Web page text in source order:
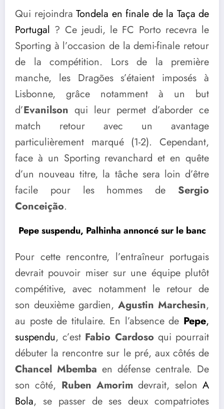
Qui rejoindra Tondela en finale de la Taça de
Portugal ? Ce jeudi, le FC Porto recevra le
Sporting à l’occasion de la demi-finale retour
de la compétition. Lors de la première
manche, les Dragões s’étaient imposés à
Lisbonne, grâce notamment à un but
d’Evanilson qui leur permet d’aborder ce
match retour avec un avantage
particulièrement marqué (1-2). Cependant,
face à un Sporting revanchard et en quête
d’un nouveau titre, la tâche sera loin d’être
facile pour les hommes de Sergio
Conceição.
Pepe suspendu, Palhinha annoncé sur le banc
Pour cette rencontre, l’entraîneur portugais
devrait pouvoir miser sur une équipe plutôt
compétitive, avec notamment le retour de
son deuxième gardien, Agustin Marchesin,
au poste de titulaire. En l’absence de Pepe,
suspendu, c’est Fabio Cardoso qui pourrait
débuter la rencontre sur le pré, aux côtés de
Chancel Mbemba en défense centrale. De
son côté, Ruben Amorim devrait, selon A
Bola, se passer de ses deux compatriotes